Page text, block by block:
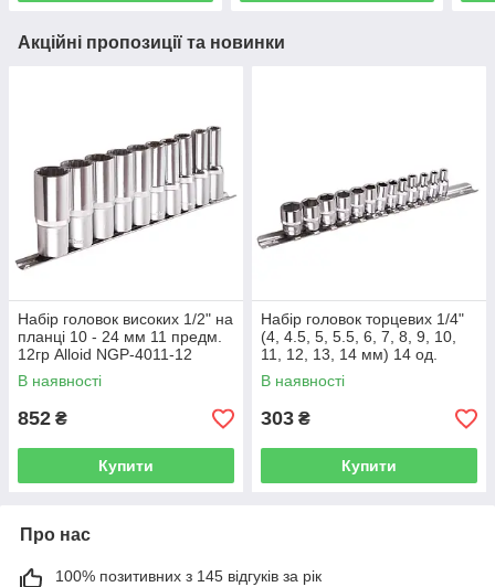
Акційні пропозиції та новинки
Набір головок високих 1/2" на
планці 10 - 24 мм 11 предм.
12гр Alloid NGP-4011-12
В наявності
852 ₴
Купити
Набір головок торцевих 1/4"
(4, 4.5, 5, 5.5, 6, 7, 8, 9, 10,
11, 12, 13, 14 мм) 14 од.
Alloid НГП-2014
В наявності
303 ₴
Купити
Про нас
100% позитивних з 145 відгуків за рік